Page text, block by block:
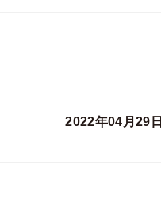
2022年04月29日